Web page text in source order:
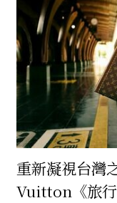
重新凝視台
Vuitton《旅行